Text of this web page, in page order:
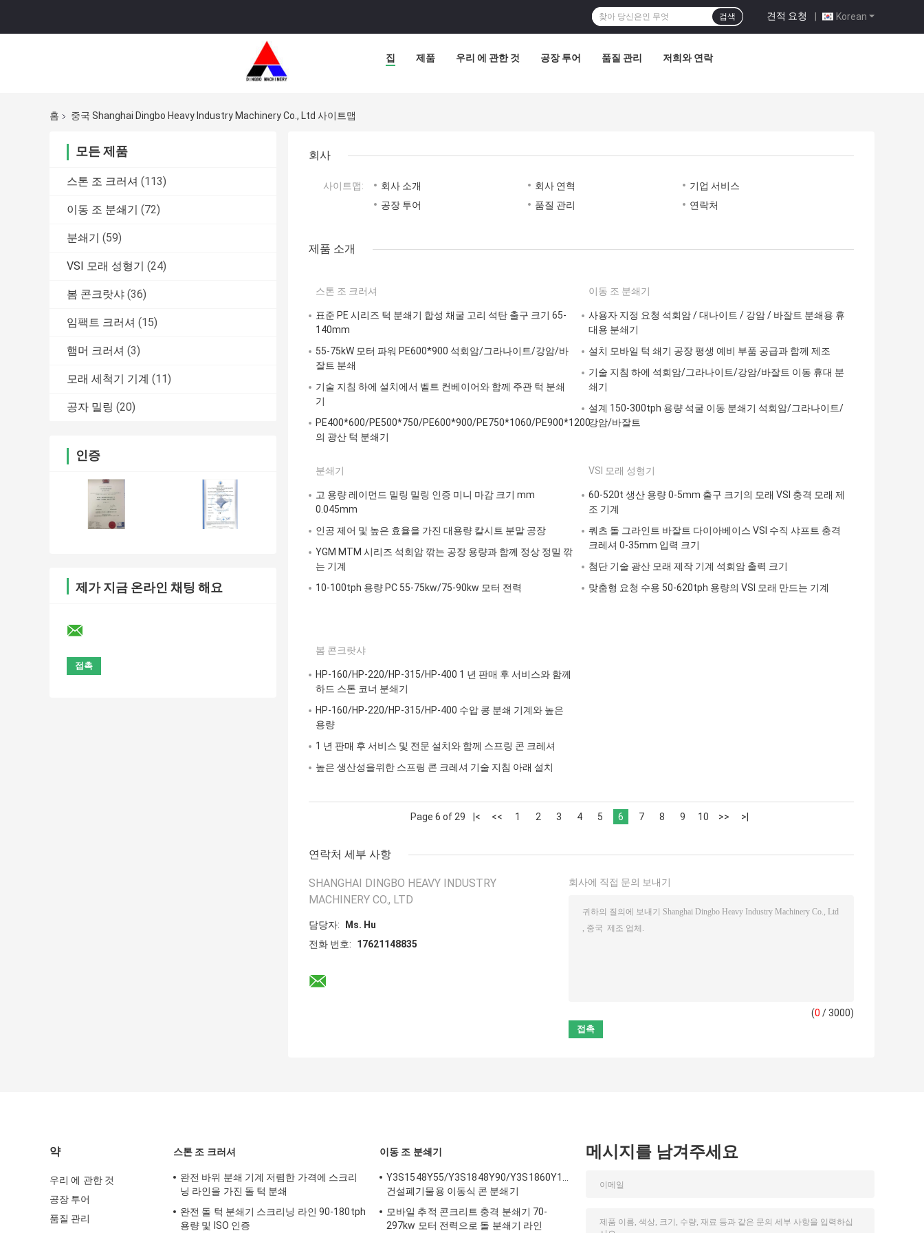
Korean
견적 요청 |
검색
집 제품 우리 에 관한 것 공장 투어 품질 관리 저희와 연락
홈 중국 Shanghai Dingbo Heavy Industry Machinery Co., Ltd 사이트맵
모든 제품
스톤 조 크러셔 (113)
이동 조 분쇄기 (72)
분쇄기 (59)
VSI 모래 성형기 (24)
봄 콘크랏샤 (36)
임팩트 크러셔 (15)
햄머 크러셔 (3)
모래 세척기 기계 (11)
공자 밀링 (20)
인증
제가 지금 온라인 채팅 해요
회사
사이트맵: 회사 소개 회사 연혁
기업 서비스
공장 투어
품질 관리 연락처
제품 소개
스톤 조 크러셔
표준 PE 시리즈 턱 분쇄기 합성 채굴 고리 석탄 출구 크기 65-
140mm
55-75kW 모터 파워 PE600*900 석회암/그라나이트/강암/바
잘트 분쇄
기술 지침 하에 설치에서 벨트 컨베이어와 함께 주관 턱 분쇄
기
PE400*600/PE500*750/PE600*900/PE750*1060/PE900*1200
의 광산 턱 분쇄기
이동 조 분쇄기
사용자 지정 요청 석회암 / 대나이트 / 강암 / 바잘트 분쇄용 휴
대용 분쇄기
설치 모바일 턱 쇄기 공장 평생 예비 부품 공급과 함께 제조
기술 지침 하에 석회암/그라나이트/강암/바잘트 이동 휴대 분
쇄기
설계 150-300tph 용량 석굴 이동 분쇄기 석회암/그라나이트/
강암/바잘트
분쇄기
고 용량 레이먼드 밀링 밀링 인증 미니 마감 크기 mm
0.045mm
인공 제어 및 높은 효율을 가진 대용량 칼시트 분말 공장
YGM MTM 시리즈 석회암 깎는 공장 용량과 함께 정상 정밀 깎
는 기계
10-100tph 용량 PC 55-75kw/75-90kw 모터 전력
VSI 모래 성형기
60-520t 생산 용량 0-5mm 출구 크기의 모래 VSI 충격 모래 제
조 기계
쿼츠 돌 그라인트 바잘트 다이아베이스 VSI 수직 샤프트 충격
크레셔 0-35mm 입력 크기
첨단 기술 광산 모래 제작 기계 석회암 출력 크기
맞춤형 요청 수용 50-620tph 용량의 VSI 모래 만드는 기계
봄 콘크랏샤
HP-160/HP-220/HP-315/HP-400 1 년 판매 후 서비스와 함께
하드 스톤 코너 분쇄기
HP-160/HP-220/HP-315/HP-400 수압 콩 분쇄 기계와 높은
용량
1 년 판매 후 서비스 및 전문 설치와 함께 스프링 콘 크레셔
높은 생산성을위한 스프링 콘 크레셔 기술 지침 아래 설치
Page 6 of 29 |< << 1 2 3 4 5 6 7 8 9 10 >> >|
연락처 세부 사항
SHANGHAI DINGBO HEAVY INDUSTRY
MACHINERY CO., LTD
담당자:
Ms. Hu
전화 번호:
17621148835
회사에 직접 문의 보내기
(0 / 3000)
약
우리 에 관한 것
공장 투어
품질 관리
스톤 조 크러셔
완전 바위 분쇄 기계 저렴한 가격에 스크리
닝 라인을 가진 돌 턱 분쇄
완전 돌 턱 분쇄기 스크리닝 라인 90-180tph
용량 및 ISO 인증
이동 조 분쇄기
Y3S1548Y55/Y3S1848Y90/Y3S1860Y160/Y3S2160Y220
건설폐기물용 이동식 콘 분쇄기
모바일 추적 콘크리트 충격 분쇄기 70-
297kw 모터 전력으로 돌 분쇄기 라인
메시지를 남겨주세요